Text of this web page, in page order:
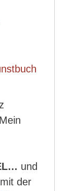
und
der